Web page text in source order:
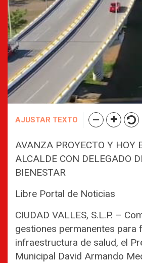
AJUSTAR TEXTO
AVANZA PROYECTO Y HOY
ALCALDE CON DELEGADO
BIENESTAR
Libre Portal de Noticias
CIUDAD VALLES, S.L.P. –
gestiones permanentes para
infraestructura de salud, el
Municipal David Armando